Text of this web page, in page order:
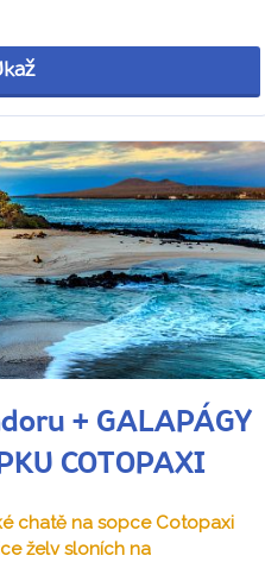
+ GALAPÁGY
COTOPAXI
chatě na sopce Cotopaxi
želv sloních na